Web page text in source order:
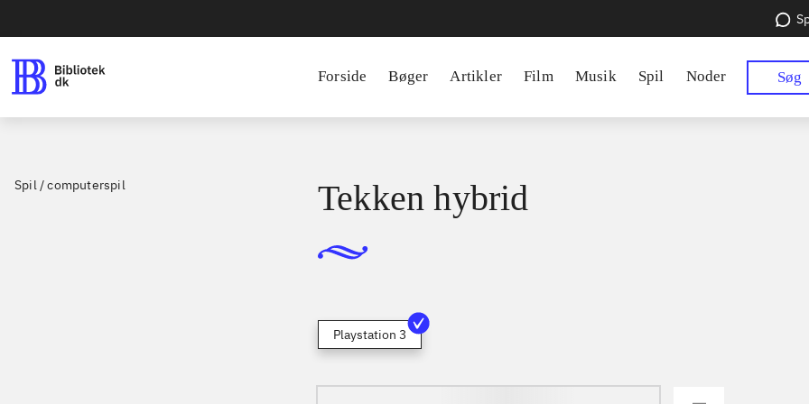
Forside Bøger Artikler Film Musik Spil Noder Søg
Spil / computerspil Tekken hybrid
Playstation 3